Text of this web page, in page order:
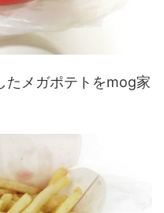
たメガポテトをmog家